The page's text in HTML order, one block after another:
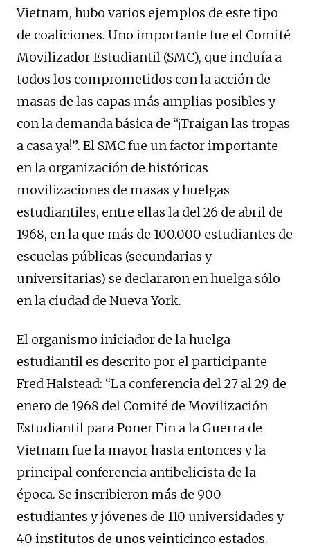
Vietnam, hubo varios ejemplos de este tipo
de coaliciones. Uno importante fue el Comité
Movilizador Estudiantil (SMC), que incluía a
todos los comprometidos con la acción de
masas de las capas más amplias posibles y
con la demanda básica de “¡Traigan las tropas
a casa ya!”. El SMC fue un factor importante
en la organización de históricas
movilizaciones de masas y huelgas
estudiantiles, entre ellas la del 26 de abril de
1968, en la que más de 100.000 estudiantes de
escuelas públicas (secundarias y
universitarias) se declararon en huelga sólo
en la ciudad de Nueva York.
El organismo iniciador de la huelga
estudiantil es descrito por el participante
Fred Halstead: “La conferencia del 27 al 29 de
enero de 1968 del Comité de Movilización
Estudiantil para Poner Fin a la Guerra de
Vietnam fue la mayor hasta entonces y la
principal conferencia antibelicista de la
época. Se inscribieron más de 900
estudiantes y jóvenes de 110 universidades y
40 institutos de unos veinticinco estados.